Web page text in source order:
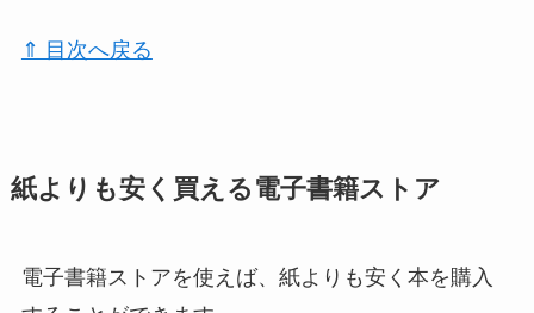
⇑ 目次へ戻る
紙よりも安く買える電子書籍ストア
電子書籍ストアを使えば、紙よりも安く本を購入